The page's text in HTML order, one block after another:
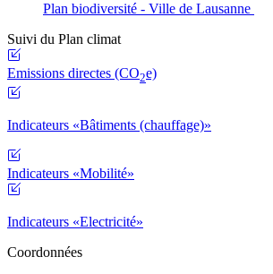
Plan biodiversité - Ville de Lausanne
Suivi du Plan climat
Emissions directes (CO2e)
Indicateurs «Bâtiments (chauffage)»
Indicateurs «Mobilité»
Indicateurs «Electricité»
Coordonnées